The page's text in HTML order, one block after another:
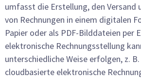
umfasst die Erstellung, den Versand
von Rechnungen in einem digitalen
Papier oder als PDF-Bilddateien per
elektronische Rechnungsstellung
unterschiedliche Weise erfolgen, z.
cloudbasierte elektronische